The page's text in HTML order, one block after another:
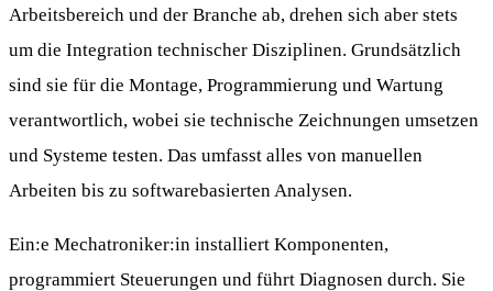
Arbeitsbereich und der Branche ab, drehen sich aber stets
um die Integration technischer Disziplinen. Grundsätzlich
sind sie für die Montage, Programmierung und Wartung
verantwortlich, wobei sie technische Zeichnungen umsetzen
und Systeme testen. Das umfasst alles von manuellen
Arbeiten bis zu softwarebasierten Analysen.
Ein:e Mechatroniker:in installiert Komponenten,
programmiert Steuerungen und führt Diagnosen durch. Sie